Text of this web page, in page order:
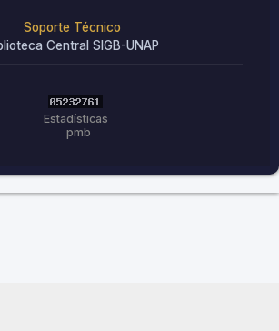
Soporte Técnico
Central SIGB-UNAP
Estadísticas
pmb